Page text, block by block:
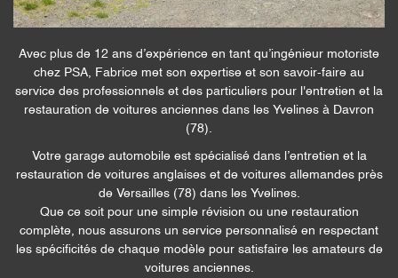
Avec plus de 12 ans d’expérience en tant qu’ingénieur motoriste
chez PSA, Fabrice met son expertise et son savoir-faire au
service des professionnels et des particuliers pour l'entretien et la
restauration de voitures anciennes dans les Yvelines à Davron
(78).
Votre garage automobile est spécialisé dans l’entretien et la
restauration de voitures anglaises et de voitures allemandes près
de Versailles (78) dans les Yvelines.
Que ce soit pour une simple révision ou une restauration
complète, nous assurons un service personnalisé en respectant
les spécificités de chaque modèle pour satisfaire les amateurs de
voitures anciennes.